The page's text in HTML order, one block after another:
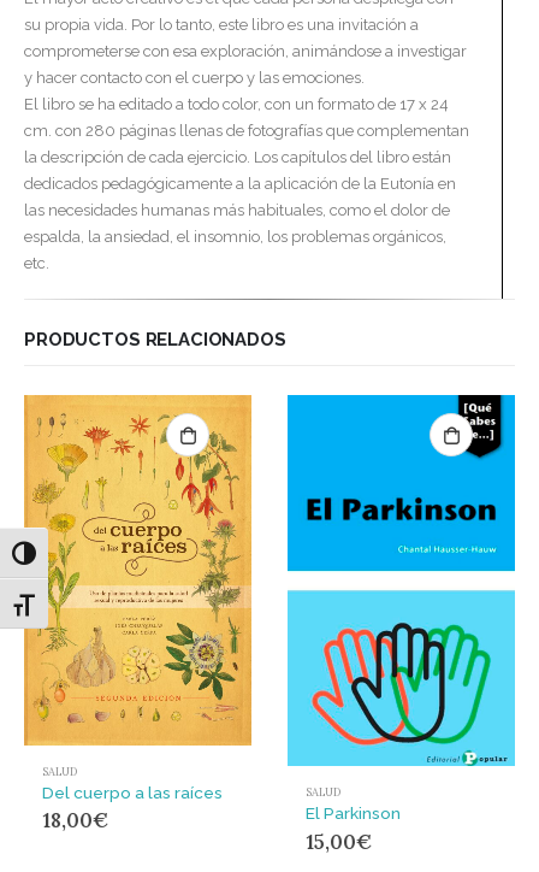
Alternar alto contraste
Alternar tamaño de letra
su propia vida. Por lo tanto, este libro es una invitación a
comprometerse con esa exploración, animándose a investigar
y hacer contacto con el cuerpo y las emociones.
El libro se ha editado a todo color, con un formato de 17 x 24
cm. con 280 páginas llenas de fotografías que complementan
la descripción de cada ejercicio. Los capítulos del libro están
dedicados pedagógicamente a la aplicación de la Eutonía en
las necesidades humanas más habituales, como el dolor de
espalda, la ansiedad, el insomnio, los problemas orgánicos,
etc.
PRODUCTOS RELACIONADOS
SALUD
Del cuerpo a las raíces
18,00€
SALUD
El Parkinson
15,00€